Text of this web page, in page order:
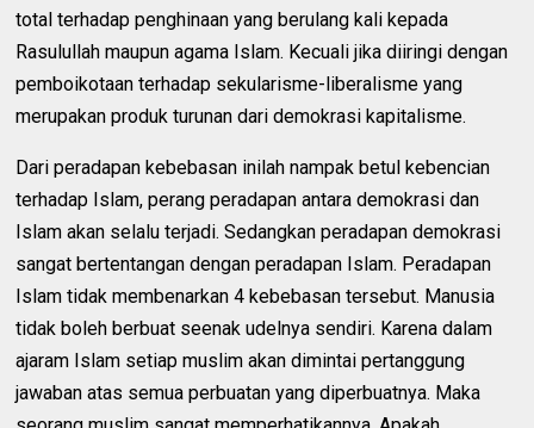
total terhadap penghinaan yang berulang kali kepada
Rasulullah maupun agama Islam. Kecuali jika diiringi dengan
pemboikotaan terhadap sekularisme-liberalisme yang
merupakan produk turunan dari demokrasi kapitalisme.
Dari peradapan kebebasan inilah nampak betul kebencian
terhadap Islam, perang peradapan antara demokrasi dan
Islam akan selalu terjadi. Sedangkan peradapan demokrasi
sangat bertentangan dengan peradapan Islam. Peradapan
Islam tidak membenarkan 4 kebebasan tersebut. Manusia
tidak boleh berbuat seenak udelnya sendiri. Karena dalam
ajaram Islam setiap muslim akan dimintai pertanggung
jawaban atas semua perbuatan yang diperbuatnya. Maka